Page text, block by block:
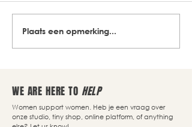
Plaats een opmerking...
WE ARE HERE TO HELP
Women support women. Heb je een vraag over
onze studio, tiny shop, online platform, of anything